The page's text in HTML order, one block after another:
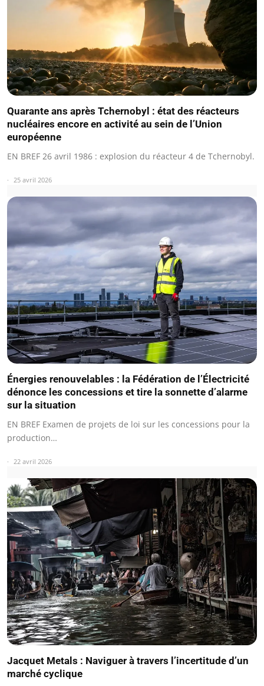
Quarante ans après Tchernobyl : état des réacteurs
nucléaires encore en activité au sein de l’Union
européenne
EN BREF 26 avril 1986 : explosion du réacteur 4 de Tchernobyl.
25 avril 2026
Énergies renouvelables : la Fédération de l’Électricité
dénonce les concessions et tire la sonnette d’alarme
sur la situation
EN BREF Examen de projets de loi sur les concessions pour la
production…
22 avril 2026
Jacquet Metals : Naviguer à travers l’incertitude d’un
marché cyclique